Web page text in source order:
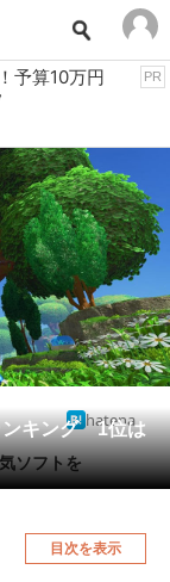
ー
子
話
予算10万円
PR
ンキング 1位は
hatena
ソフトを
目次を表示